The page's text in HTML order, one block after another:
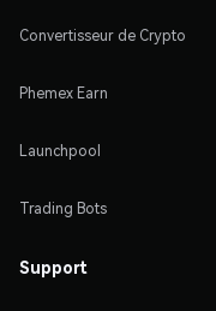
Convertisseur de Crypto
Phemex Earn
Launchpool
Trading Bots
Support